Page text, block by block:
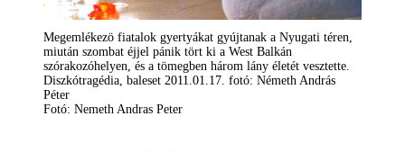
Megemlékezö fiatalok gyertyákat gyújtanak a Nyugati téren,
miután szombat éjjel pánik tört ki a West Balkán
szórakozóhelyen, és a tömegben három lány életét vesztette.
Diszkótragédia, baleset 2011.01.17. fotó: Németh András
Péter
Fotó: Nemeth Andras Peter